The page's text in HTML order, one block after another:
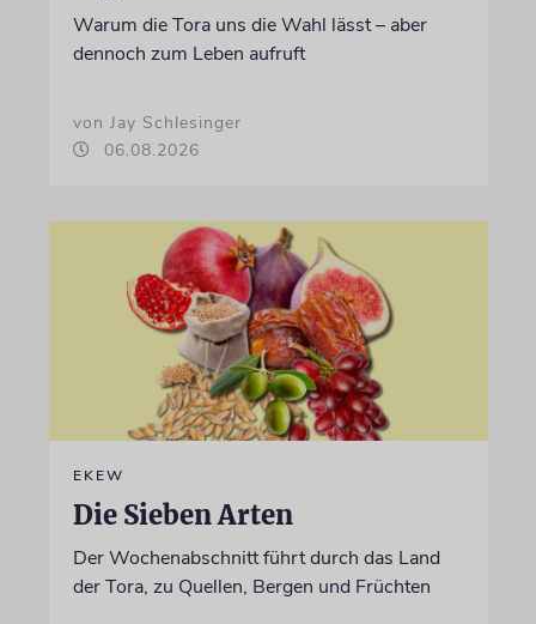
Warum die Tora uns die Wahl lässt – aber
dennoch zum Leben aufruft
von Jay Schlesinger
06.08.2026
EKEW
Die Sieben Arten
Der Wochenabschnitt führt durch das Land
der Tora, zu Quellen, Bergen und Früchten